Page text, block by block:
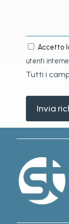
Accetto
utenti
Tutti i